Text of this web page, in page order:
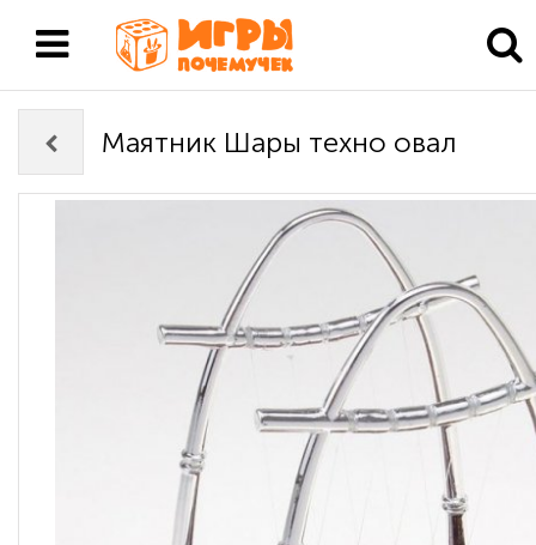
Маятник Шары техно овал